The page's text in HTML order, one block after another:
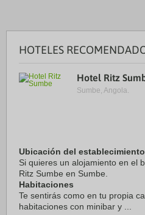
HOTELES
Hotel Ritz
Sumbe, Angola.
Ubicación del establecimiento
Si quieres un alojamiento en el
Ritz Sumbe en Sumbe.
Habitaciones
Te sentirás como en tu propia
habitaciones con minibar y ...